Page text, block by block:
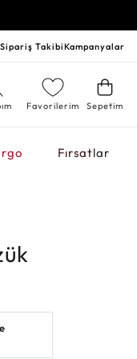
Sipariş TakibiKampanyalar
Sepetim
Favorilerim
Fırsatlar